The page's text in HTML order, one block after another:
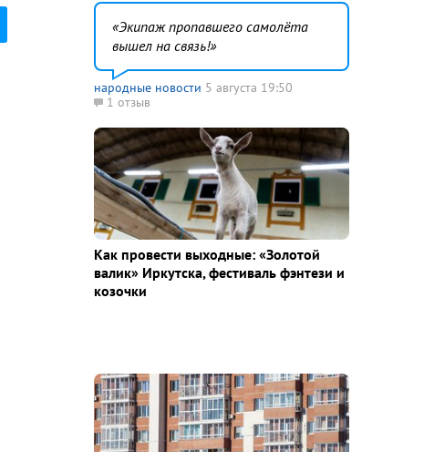
Экипаж пропавшего самолёта
вышел на связь!
народные новости 5 августа 19:50
1 отзыв
Как провести выходные: «Золотой
валик» Иркутска, фестиваль фэнтези и
козочки